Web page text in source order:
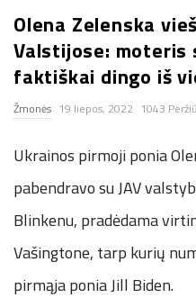
n
.
n
e
t
Olena Zelenska
Valstijose: moteris
faktiškai dingo iš
Žmonės 19 liepos, 2022 1043
Ukrainos pirmoji ponia
pabendravo su JAV
Blinkenu, pradėdama
Vašingtone, tarp kurių
pirmąja ponia Jill Biden.